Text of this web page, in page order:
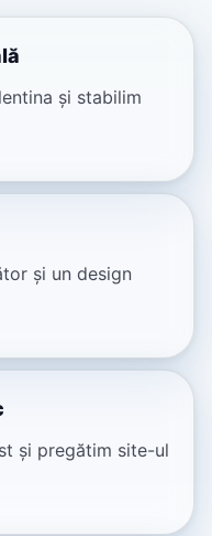
și stabilim
și un design
și pregătim site-ul